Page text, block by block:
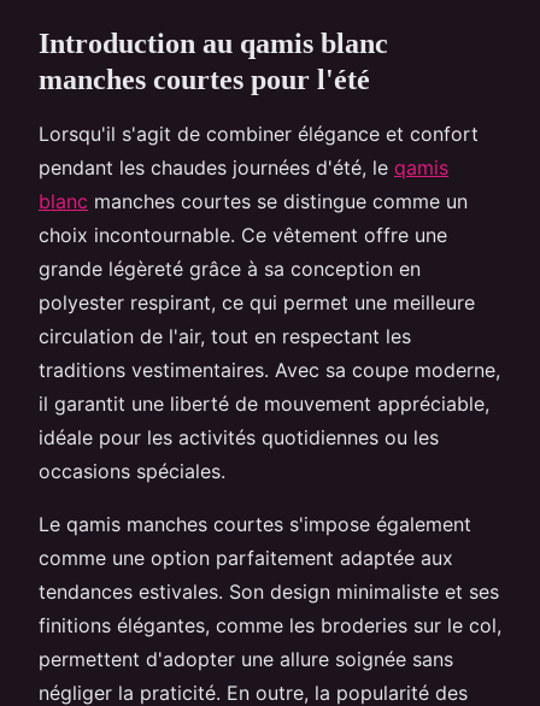
Introduction au qamis blanc
manches courtes pour l'été
Lorsqu'il s'agit de combiner élégance et confort
pendant les chaudes journées d'été, le qamis
blanc manches courtes se distingue comme un
choix incontournable. Ce vêtement offre une
grande légèreté grâce à sa conception en
polyester respirant, ce qui permet une meilleure
circulation de l'air, tout en respectant les
traditions vestimentaires. Avec sa coupe moderne,
il garantit une liberté de mouvement appréciable,
idéale pour les activités quotidiennes ou les
occasions spéciales.
Le qamis manches courtes s'impose également
comme une option parfaitement adaptée aux
tendances estivales. Son design minimaliste et ses
finitions élégantes, comme les broderies sur le col,
permettent d'adopter une allure soignée sans
négliger la praticité. En outre, la popularité des